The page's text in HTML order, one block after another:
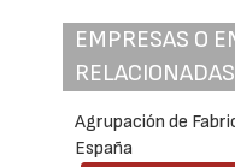
EMPRESAS O
RELACIONADAS
Agrupación de
España